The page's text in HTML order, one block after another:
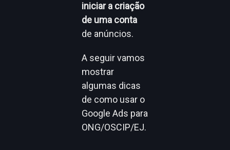
iniciar a criação
de uma conta
de anúncios.
A seguir vamos
mostrar
algumas dicas
de como usar o
Google Ads para
ONG/OSCIP/EJ.